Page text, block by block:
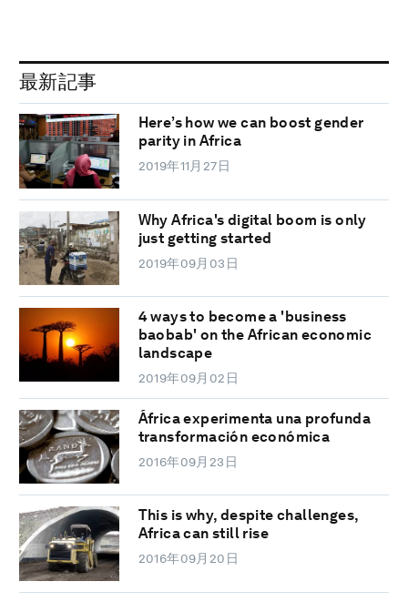
最新記事
Here’s how we can boost gender
parity in Africa
2019年11月27日
Why Africa's digital boom is only
just getting started
2019年09月03日
4 ways to become a 'business
baobab' on the African economic
landscape
2019年09月02日
África experimenta una profunda
transformación económica
2016年09月23日
This is why, despite challenges,
Africa can still rise
2016年09月20日